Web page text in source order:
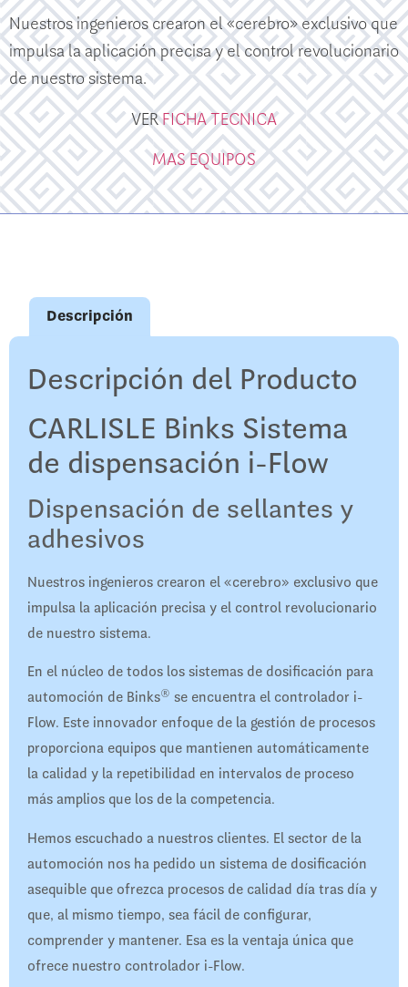
Nuestros ingenieros crearon el «cerebro» exclusivo que
impulsa la aplicación precisa y el control revolucionario
de nuestro sistema.
VERFICHA TECNICA
MAS EQUIPOS
Descripción
Descripción del Producto
CARLISLE Binks Sistema
de dispensación i-Flow
Dispensación de sellantes y
adhesivos
Nuestros ingenieros crearon el «cerebro» exclusivo que
impulsa la aplicación precisa y el control revolucionario
de nuestro sistema.
En el núcleo de todos los sistemas de dosificación para
automoción de Binks® se encuentra el controlador i-
Flow. Este innovador enfoque de la gestión de procesos
proporciona equipos que mantienen automáticamente
la calidad y la repetibilidad en intervalos de proceso
más amplios que los de la competencia.
Hemos escuchado a nuestros clientes. El sector de la
automoción nos ha pedido un sistema de dosificación
asequible que ofrezca procesos de calidad día tras día y
que, al mismo tiempo, sea fácil de configurar,
comprender y mantener. Esa es la ventaja única que
ofrece nuestro controlador i-Flow.